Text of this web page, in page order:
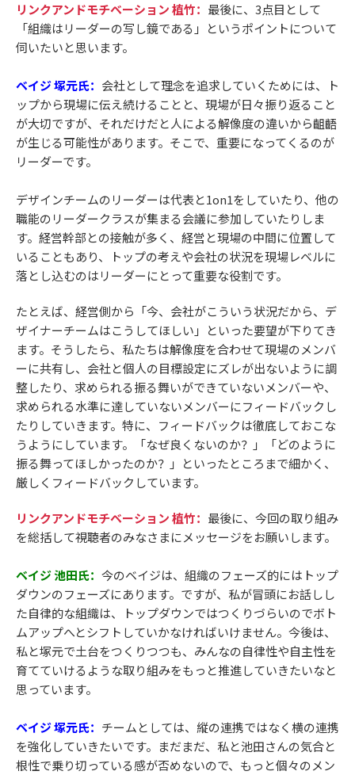
リンクアンドモチベーション 植竹： 最後に、3点目として
「組織はリーダーの写し鏡である」というポイントについて
伺いたいと思います。
ベイジ 塚元氏： 会社として理念を追求していくためには、ト
ップから現場に伝え続けることと、現場が日々振り返ること
が大切ですが、それだけだと人による解像度の違いから齟齬
が生じる可能性があります。そこで、重要になってくるのが
リーダーです。
デザインチームのリーダーは代表と1on1をしていたり、他の
職能のリーダークラスが集まる会議に参加していたりしま
す。経営幹部との接触が多く、経営と現場の中間に位置して
いることもあり、トップの考えや会社の状況を現場レベルに
落とし込むのはリーダーにとって重要な役割です。
たとえば、経営側から「今、会社がこういう状況だから、デ
ザイナーチームはこうしてほしい」といった要望が下りてき
ます。そうしたら、私たちは解像度を合わせて現場のメンバ
ーに共有し、会社と個人の目標設定にズレが出ないように調
整したり、求められる振る舞いができていないメンバーや、
求められる水準に達していないメンバーにフィードバックし
たりしていきます。特に、フィードバックは徹底しておこな
うようにしています。「なぜ良くないのか？」「どのように
振る舞ってほしかったのか？」といったところまで細かく、
厳しくフィードバックしています。
リンクアンドモチベーション 植竹： 最後に、今回の取り組み
を総括して視聴者のみなさまにメッセージをお願いします。
ベイジ 池田氏： 今のベイジは、組織のフェーズ的にはトップ
ダウンのフェーズにあります。ですが、私が冒頭にお話しし
た自律的な組織は、トップダウンではつくりづらいのでボト
ムアップへとシフトしていかなければいけません。今後は、
私と塚元で土台をつくりつつも、みんなの自律性や自主性を
育てていけるような取り組みをもっと推進していきたいなと
思っています。
ベイジ 塚元氏： チームとしては、縦の連携ではなく横の連携
を強化していきたいです。まだまだ、私と池田さんの気合と
根性で乗り切っている感が否めないので、もっと個々のメン